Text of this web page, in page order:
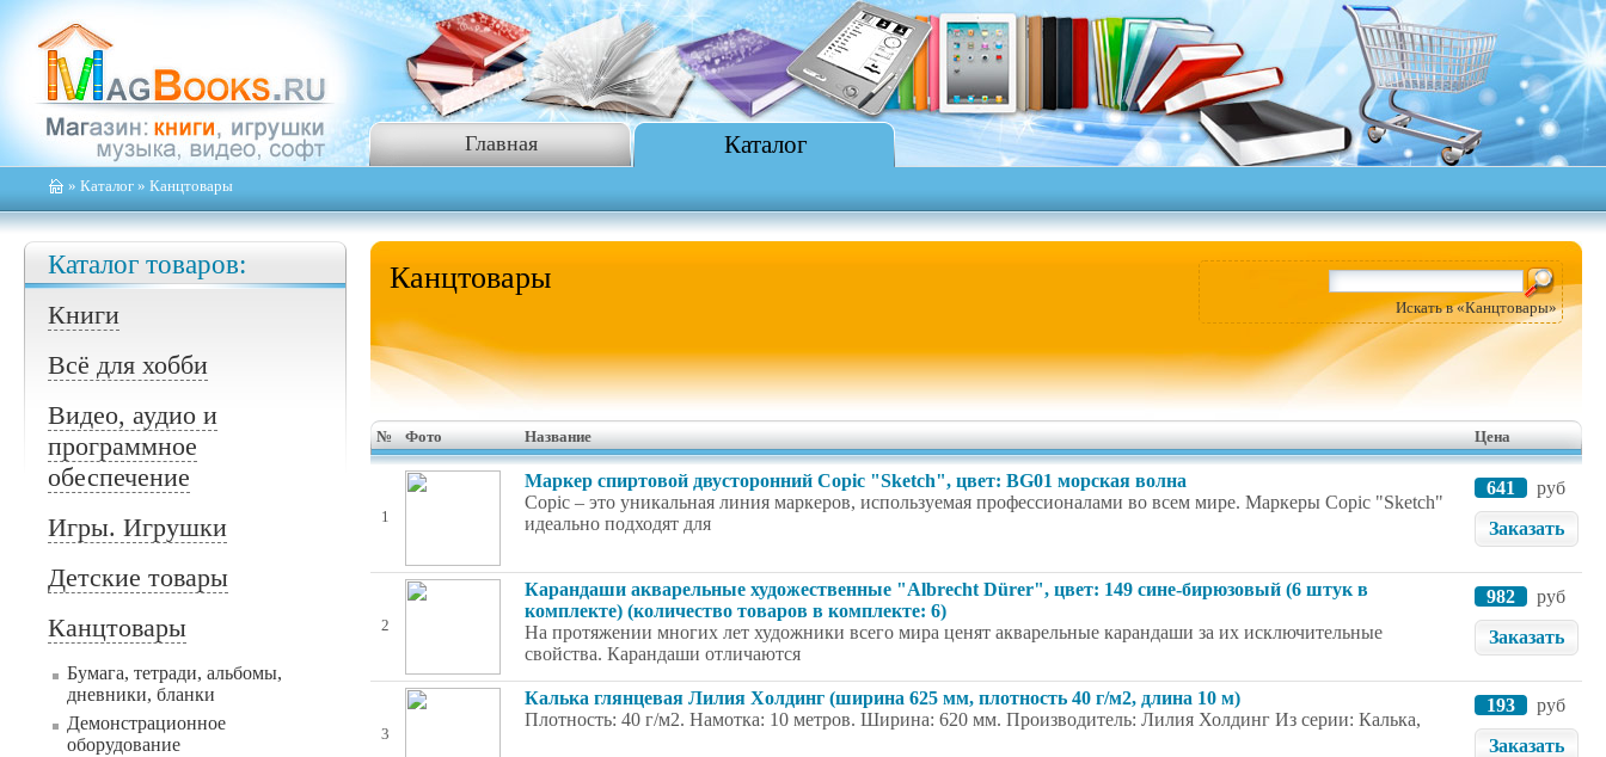
Главная Каталог
» Каталог » Канцтовары
Каталог товаров:
Книги
Всё для хобби
Видео, аудио и
программное
обеспечение
Игры. Игрушки
Детские товары
Канцтовары
Бумага, тетради, альбомы,
дневники, бланки
Демонстрационное
оборудование
Канцтовары
Искать в «Канцтовары»
№ Фото Название Цена
1
Маркер спиртовой двусторонний Copic "Sketch", цвет: BG01 морская волна
Copic – это уникальная линия маркеров, используемая профессионалами во всем мире. Маркеры Copic "Sketch"
идеально подходят для
641
руб
Заказать
2
Карандаши акварельные художественные "Albrecht Dürer", цвет: 149 сине-бирюзовый (6 штук в
комплекте) (количество товаров в комплекте: 6)
На протяжении многих лет художники всего мира ценят акварельные карандаши за их исключительные
свойства. Карандаши отличаются
982
руб
Заказать
3
Калька глянцевая Лилия Холдинг (ширина 625 мм, плотность 40 г/м2, длина 10 м)
Плотность: 40 г/м2. Намотка: 10 метров. Ширина: 620 мм. Производитель: Лилия Холдинг Из серии: Калька,
193
руб
Заказать